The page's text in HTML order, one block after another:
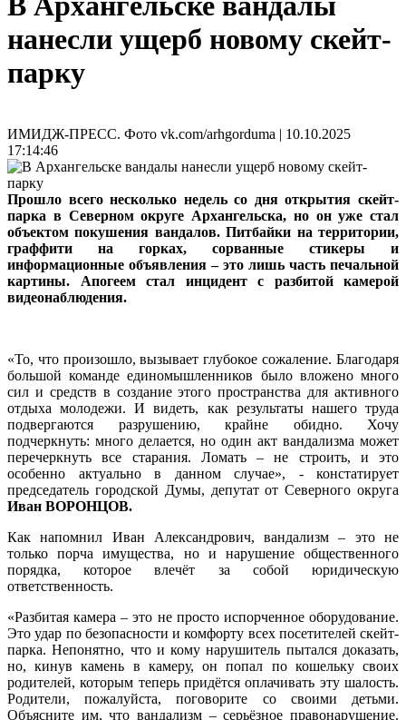
нанесли ущерб новому скейт-
парку
ИМИДЖ-ПРЕСС. Фото vk.com/arhgorduma | 10.10.2025
17:14:46
Прошло всего несколько недель со дня открытия скейт-
парка в Северном округе Архангельска, но он уже стал
объектом покушения вандалов. Питбайки на территории,
граффити на горках, сорванные стикеры и
информационные объявления – это лишь часть печальной
картины. Апогеем стал инцидент с разбитой камерой
видеонаблюдения.
«То, что произошло, вызывает глубокое сожаление. Благодаря
большой команде единомышленников было вложено много
сил и средств в создание этого пространства для активного
отдыха молодежи. И видеть, как результаты нашего труда
подвергаются разрушению, крайне обидно. Хочу
подчеркнуть: много делается, но один акт вандализма может
перечеркнуть все старания. Ломать – не строить, и это
особенно актуально в данном случае», - констатирует
председатель городской Думы, депутат от Северного округа
Иван ВОРОНЦОВ.
Как напомнил Иван Александрович, вандализм – это не
только порча имущества, но и нарушение общественного
порядка, которое влечёт за собой юридическую
ответственность.
«Разбитая камера – это не просто испорченное оборудование.
Это удар по безопасности и комфорту всех посетителей скейт-
парка. Непонятно, что и кому нарушитель пытался доказать,
но, кинув камень в камеру, он попал по кошельку своих
родителей, которым теперь придётся оплачивать эту шалость.
Родители, пожалуйста, поговорите со своими детьми.
Объясните им, что вандализм – серьёзное правонарушение.